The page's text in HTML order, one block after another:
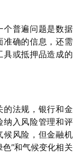
个普遍问题是数据
准确的信息，还需
具或抵押品造成的
的法规，银行和金
纳入风险管理和评
候风险，但金融机
”和气候变化相关